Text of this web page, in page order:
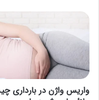
واریس واژن در بارداری